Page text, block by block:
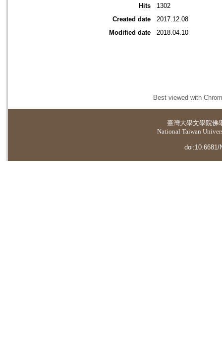
Hits
1302
Created date
2017.12.08
Modified date
2018.04.10
Best viewed with
臺灣大學文學院佛
National Taiwan
doi:10.6681/